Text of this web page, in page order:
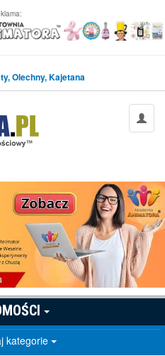
Olechny, Kajetana
kategorie